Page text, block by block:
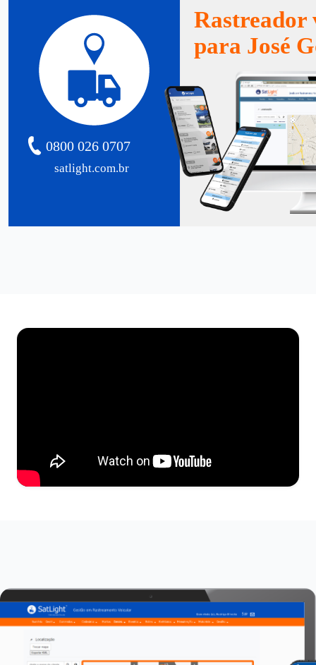
satlight.com.br
0800 026 0707
Rastreador
para José